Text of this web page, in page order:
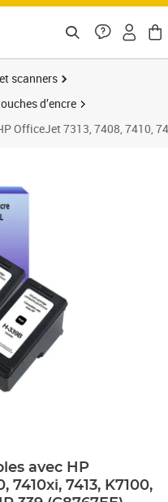
scanners
d’encre
OfficeJet 7313, 7408, 7410,
avec HP
7410xi, 7413, K7100,